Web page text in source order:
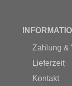
Zahlung &
Lieferzeit
Kontakt